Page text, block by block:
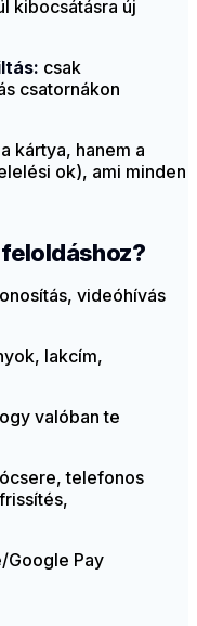
kibocsátásra új
csak
csatornákon
kártya, hanem a
ok), ami minden
videóhívás
lakcím,
valóban te
telefonos
Google Pay